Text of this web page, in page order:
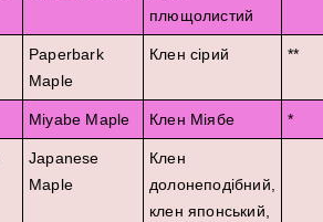
Оплата та доставка
Гарантії
Контакти
плющолистий
Paperbark
Maple
Клен сірий **
Miyabe Maple Клен Міябе *
Japanese
Maple
Клен
долонеподібний,
клен японський,